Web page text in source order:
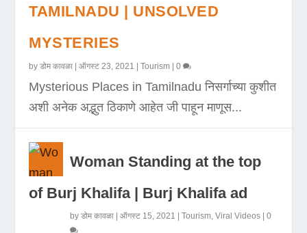
TAMILNADU | UNSOLVED
MYSTERIES
byडोम कावळा |ऑगस्ट 23, 2021 |Tourism |0
Mysterious Places in Tamilnadu निसर्गाच्या कुशीत
अशी अनेक अद्भुत ठिकाणे आहेत जी पाहून माणूस...
Woman Standing at the top
of Burj Khalifa | Burj Khalifa ad
byडोम कावळा |ऑगस्ट 15, 2021 |Tourism ,Viral Videos |0